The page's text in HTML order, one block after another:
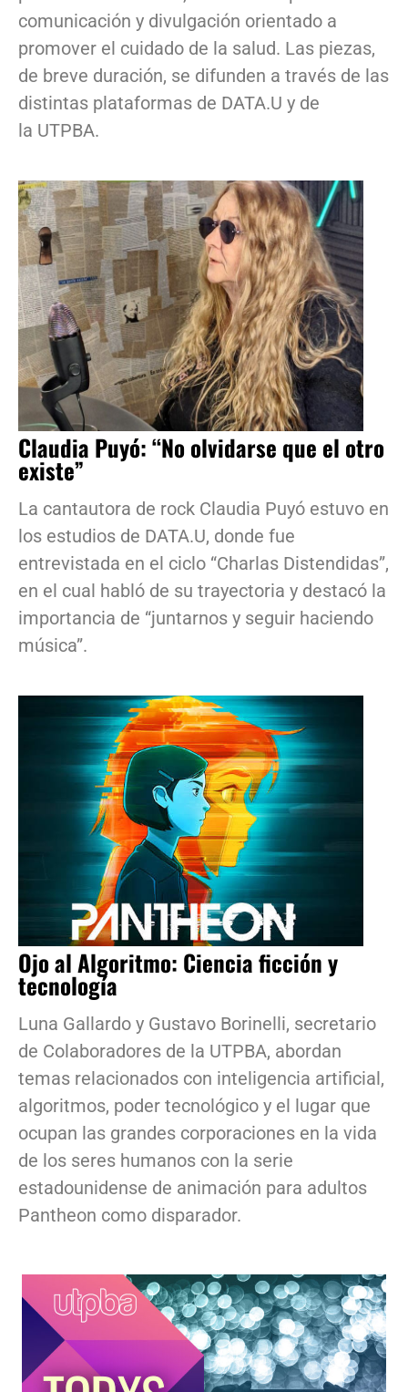
comunicación y divulgación orientado a
promover el cuidado de la salud. Las piezas,
de breve duración, se difunden a través de las
distintas plataformas de DATA.U y de
la UTPBA.
Claudia Puyó: “No olvidarse que el otro
existe”
La cantautora de rock Claudia Puyó estuvo en
los estudios de DATA.U, donde fue
entrevistada en el ciclo “Charlas Distendidas”,
en el cual habló de su trayectoria y destacó la
importancia de “juntarnos y seguir haciendo
música”.
Ojo al Algoritmo: Ciencia ficción y
tecnología
Luna Gallardo y Gustavo Borinelli, secretario
de Colaboradores de la UTPBA, abordan
temas relacionados con inteligencia artificial,
algoritmos, poder tecnológico y el lugar que
ocupan las grandes corporaciones en la vida
de los seres humanos con la serie
estadounidense de animación para adultos
Pantheon como disparador.